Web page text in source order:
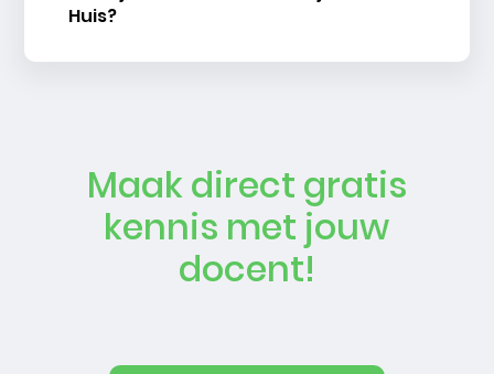
Huis?
Maak direct gratis
kennis met jouw
docent!